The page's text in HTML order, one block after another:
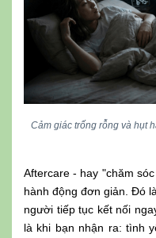
Cảm giác trống rỗng và hụt
Aftercare - hay "chăm
hành động đơn giản. Đó
người tiếp tục kết nối
là khi bạn nhận ra: tình